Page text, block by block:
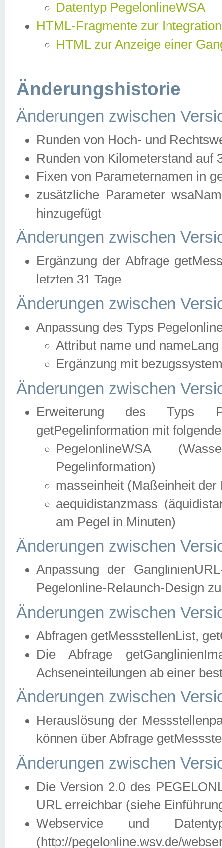
Datentyp PegelonlineWSA
HTML-Fragmente zur
HTML zur Anzeige einer
Änderungshistorie
Änderungen zwischen
Runden von Hoch- und
Runden von Kilometerstand auf
Fixen von Parameternamen in
zusätzliche Parameter
hinzugefügt
Änderungen zwischen
Ergänzung der Abfrage
letzten 31 Tage
Änderungen zwischen
Anpassung des Typs
Attribut name und
Ergänzung mit
Änderungen zwischen
Erweiterung des Typs
getPegelinformation mit
PegelonlineWSA
Pegelinformation)
masseinheit (Maßeinheit der
aequidistanzmass
am Pegel in Minuten)
Änderungen zwischen
Anpassung der
Pegelonline-Relaunch-Design
Änderungen zwischen
Abfragen getMessstellenList,
Die Abfrage
Achseneinteilungen ab einer
Änderungen zwischen
Herauslösung der
können über Abfrage
Änderungen zwischen
Die Version 2.0 des
URL erreichbar (siehe
Webservice und
(http://pegelonline.wsv.de/